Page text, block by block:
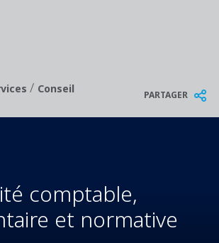
/ Conseil
PARTAGER
comptable,
et normative